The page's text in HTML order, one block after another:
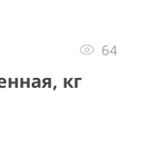
64
кг